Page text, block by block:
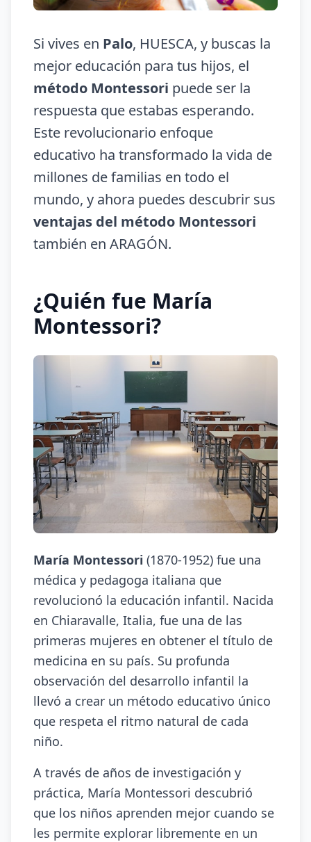
Si vives en Palo, HUESCA, y buscas la
mejor educación para tus hijos, el
método Montessori puede ser la
respuesta que estabas esperando.
Este revolucionario enfoque
educativo ha transformado la vida de
millones de familias en todo el
mundo, y ahora puedes descubrir sus
ventajas del método Montessori
también en ARAGÓN.
¿Quién fue María
Montessori?
María Montessori (1870-1952) fue una
médica y pedagoga italiana que
revolucionó la educación infantil. Nacida
en Chiaravalle, Italia, fue una de las
primeras mujeres en obtener el título de
medicina en su país. Su profunda
observación del desarrollo infantil la
llevó a crear un método educativo único
que respeta el ritmo natural de cada
niño.
A través de años de investigación y
práctica, María Montessori descubrió
que los niños aprenden mejor cuando se
les permite explorar libremente en un